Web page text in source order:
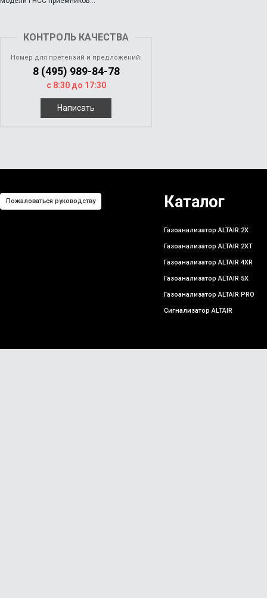
КОНТРОЛЬ КАЧЕСТВА
Номер для претензий и предложений:
8 (495) 989-84-78
с 8:30 до 17:30
Написать
Пожаловаться руководству Каталог
Газоанализатор ALTAIR 2X
Газоанализатор ALTAIR 2XT
Газоанализатор ALTAIR 4XR
Газоанализатор ALTAIR 5X
Газоанализатор ALTAIR PRO
Сигнализатор ALTAIR